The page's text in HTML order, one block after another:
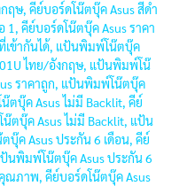
ฤษ, คีย์บอร์ดโน๊ตบุ๊ค Asus สีดำ
คีย์บอร์ดโน๊ตบุ๊ค Asus ราคา
เข้ากันได้, แป้นพิมพ์โน๊ตบุ๊ค
ไทย/อังกฤษ, แป้นพิมพ์โน๊
ราคาถูก, แป้นพิมพ์โน๊ตบุ๊ค
ตบุ๊ค Asus ไม่มี Backlit, คีย์
ตบุ๊ค Asus ไม่มี Backlit, แป้น
บุ๊ค Asus ประกัน 6 เดือน, คีย์
นพิมพ์โน๊ตบุ๊ค Asus ประกัน 6
ณภาพ, คีย์บอร์ดโน๊ตบุ๊ค Asus